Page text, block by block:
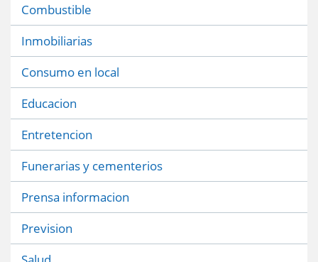
Combustible
Inmobiliarias
Consumo en local
Educacion
Entretencion
Funerarias y cementerios
Prensa informacion
Prevision